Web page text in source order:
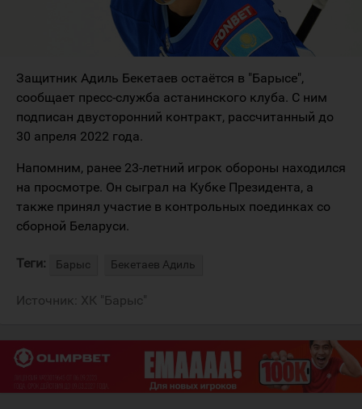
Защитник Адиль Бекетаев остаётся в "Барысе",
сообщает пресс-служба астанинского клуба. С ним
подписан двусторонний контракт, рассчитанный до
30 апреля 2022 года.
Напомним, ранее 23-летний игрок обороны находился
на просмотре. Он сыграл на Кубке Президента, а
также принял участие в контрольных поединках со
сборной Беларуси.
Теги: Барыс Бекетаев Адиль
Источник: ХК "Барыс"